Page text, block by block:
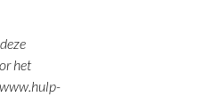
het